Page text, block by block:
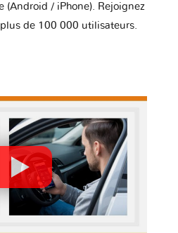
(Android / iPhone). Rejoignez
de 100 000 utilisateurs.